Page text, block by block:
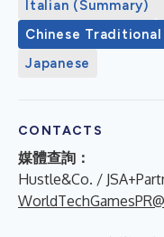
Italian (Summary)
Chinese Traditional
Japanese
CONTACTS
媒體查詢：
Hustle&Co. /